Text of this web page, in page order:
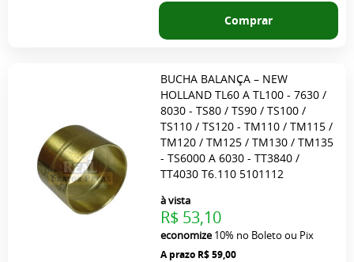
Comprar
BUCHA BALANÇA – NEW
HOLLAND TL60 A TL100 - 7630 /
8030 - TS80 / TS90 / TS100 /
TS110 / TS120 - TM110 / TM115 /
TM120 / TM125 / TM130 / TM135
- TS6000 A 6030 - TT3840 /
TT4030 T6.110 5101112
R$ 59,00
à vista
R$ 53,10
economize10% no Boleto ou Pix